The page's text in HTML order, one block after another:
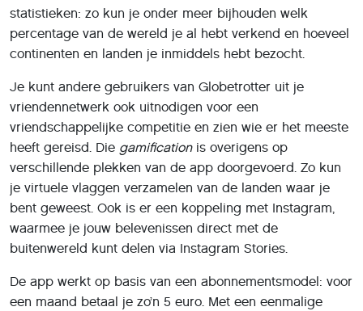
statistieken: zo kun je onder meer bijhouden welk
percentage van de wereld je al hebt verkend en hoeveel
continenten en landen je inmiddels hebt bezocht.
Je kunt andere gebruikers van Globetrotter uit je
vriendennetwerk ook uitnodigen voor een
vriendschappelijke competitie en zien wie er het meeste
heeft gereisd. Die gamificationis overigens op
verschillende plekken van de app doorgevoerd. Zo kun
je virtuele vlaggen verzamelen van de landen waar je
bent geweest. Ook is er een koppeling met Instagram,
waarmee je jouw belevenissen direct met de
buitenwereld kunt delen via Instagram Stories.
De app werkt op basis van een abonnementsmodel: voor
een maand betaal je zo’n 5 euro. Met een eenmalige